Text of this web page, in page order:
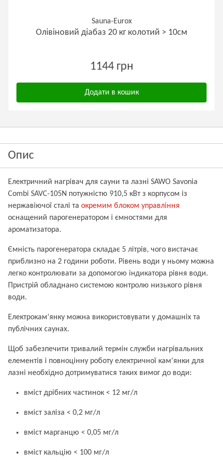
Sauna-Eurox
Олівіновий діабаз 20 кг колотий > 10см
1144 грн
Додати в кошик
Опис
Електричний нагрівач для сауни та лазні SAWO Savonia
Combi SAVC-105N потужністю 910,5 кВт з корпусом із
нержавіючої сталі та окремим блоком управління
оснащений парогенератором і ємностями для
ароматизатора.
Ємність парогенератора складає 5 літрів, чого вистачає
приблизно на 2 години роботи. Рівень води у ньому можна
легко контролювати за допомогою індикатора рівня води.
Пристрій обладнано системою контролю низького рівня
води.
Електрокам’янку можна використовувати у домашніх та
публічних саунах.
Щоб забезпечити тривалий термін служби нагрівальних
елементів і повноцінну роботу електричної кам’янки для
лазні необхідно дотримуватися таких вимог до води:
вміст дрібних частинок < 12 мг/л
вміст заліза < 0,2 мг/л
вміст марганцю < 0,05 мг/л
вміст кальцію < 100 мг/л